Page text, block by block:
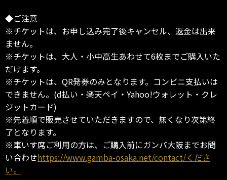
◆ご注意
※チケットは、お申し込み完了後キャンセル、返金は出来
ません。
※チケットは、大人・小中高生あわせて6枚までご購入いた
だけます。
※チケットは、QR発券のみとなります。コンビニ支払いは
できません。(d払い・楽天ペイ・Yahoo!ウォレット・クレ
ジットカード)
※先着順で販売させていただきますので、無くなり次第終
了となります。
※車いす席ご利用の方は、ご購入前にガンバ大阪までお問
い合わせhttps://www.gamba-osaka.net/contact/くださ
い。